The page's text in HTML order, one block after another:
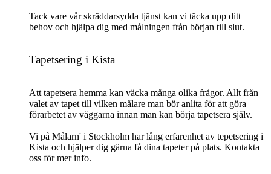
Tack vare vår skräddarsydda tjänst kan vi täcka upp ditt
behov och hjälpa dig med målningen från början till slut.
Tapetsering i Kista
Att tapetsera hemma kan väcka många olika frågor. Allt från
valet av tapet till vilken målare man bör anlita för att göra
förarbetet av väggarna innan man kan börja tapetsera själv.
Vi på Målarn' i Stockholm har lång erfarenhet av tepetsering i
Kista och hjälper dig gärna få dina tapeter på plats. Kontakta
oss för mer info.